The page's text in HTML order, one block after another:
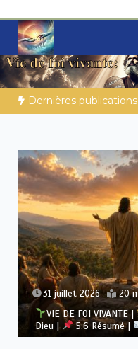
contenu
Secrets de
Des éclairages
cherchent un
Dernières publications
SAGESSE DE DIEU
31 juillet 2026 20
VIE DE FOI VIVANTE |
Dieu |
5.6 Résumé |